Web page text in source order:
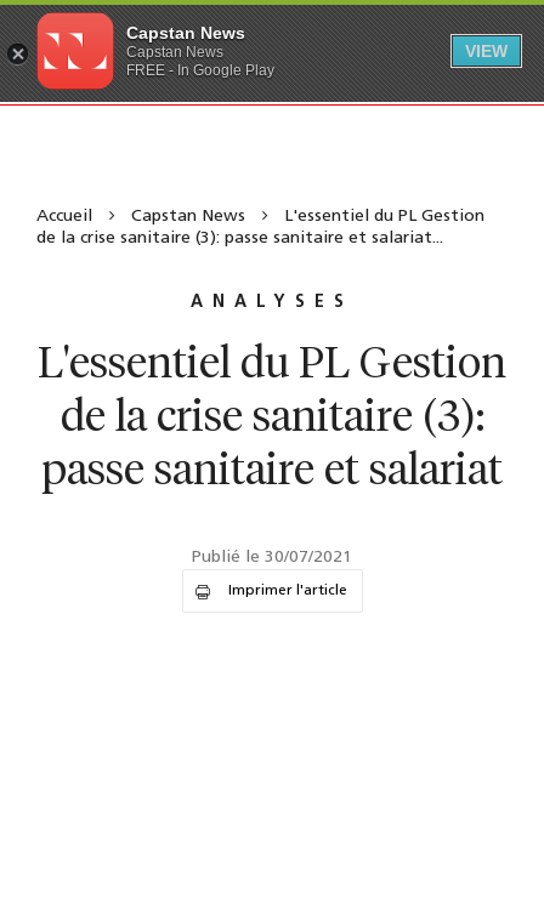
Accueil Capstan News
L'essentiel du PL Gestion
de la crise sanitaire (3): passe sanitaire et salariat...
ANALYSES
L'essentiel du PL Gestion
de la crise sanitaire (3):
passe sanitaire et salariat
Publié le 30/07/2021
Imprimer l'article
Capstan News
Capstan News
FREE - In Google Play
VIEW